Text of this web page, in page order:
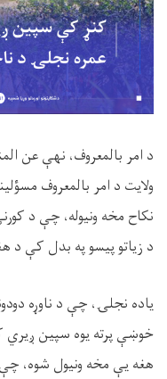
د امر بالمعروف، نهې عن
ولایت د امر بالمعروف
نکاح مخه ونیوله، چې د
د زیاتو پیسو په بدل کې د
یاده نجلۍ، چې د ناوړه
خوښې پرته یوه سپین ږیري
هغه یې مخه ونیول شوه،